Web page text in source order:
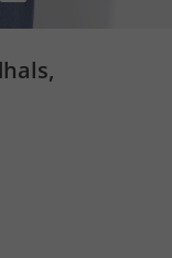
6